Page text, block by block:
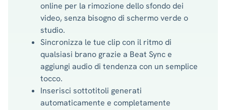
online per la rimozione dello sfondo dei
video, senza bisogno di schermo verde o
studio.
Sincronizza le tue clip con il ritmo di
qualsiasi brano grazie a Beat Sync e
aggiungi audio di tendenza con un semplice
tocco.
Inserisci sottotitoli generati
automaticamente e completamente